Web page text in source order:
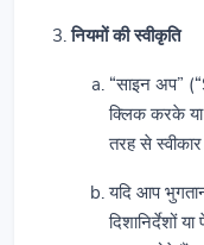
नियमों की स्वीकृति
“साइन अप”
क्लिक करके या
तरह से
यदि आप
दिशानिर्देशों